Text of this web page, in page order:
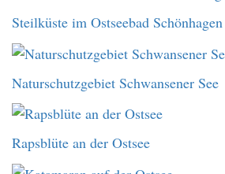
Steilküste im Ostseebad Schönhagen
Naturschutzgebiet Schwansener See
Rapsblüte an der Ostsee